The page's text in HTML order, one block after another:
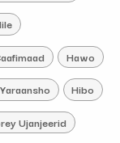
Hawo
Hibo
Ujanjeerid